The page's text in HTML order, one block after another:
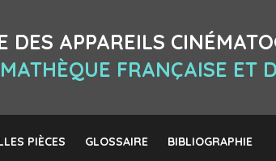
DES APPAREILS
FRANÇAISE ET
PIÈCES GLOSSAIRE BIBLIOGRAPHIE